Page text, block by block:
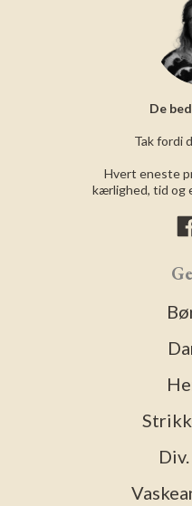
De
Tak fordi
Hvert eneste
kærlighed, tid og